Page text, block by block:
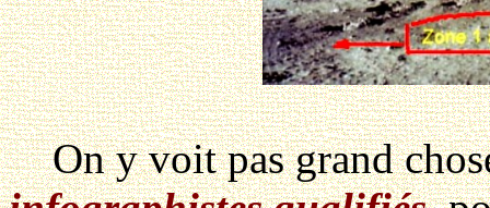
On y voit pas grand